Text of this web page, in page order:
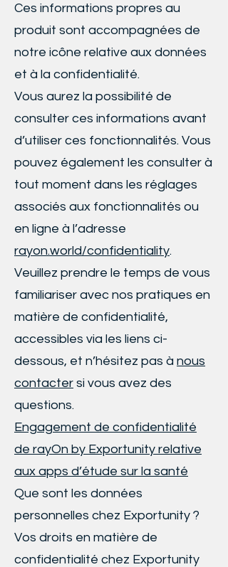
Ces informations propres au
produit sont accompagnées de
notre icône relative aux données
et à la confidentialité.
Vous aurez la possibilité de
consulter ces informations avant
d’utiliser ces fonctionnalités. Vous
pouvez également les consulter à
tout moment dans les réglages
associés aux fonctionnalités ou
en ligne à l’adresse
rayon.world/confidentiality.
Veuillez prendre le temps de vous
familiariser avec nos pratiques en
matière de confidentialité,
accessibles via les liens ci-
dessous, et n’hésitez pas à nous
contacter si vous avez des
questions.
Engagement de confidentialité
de rayOn by Exportunity relative
aux apps d’étude sur la santé
Que sont les données
personnelles chez Exportunity ?
Vos droits en matière de
confidentialité chez Exportunity